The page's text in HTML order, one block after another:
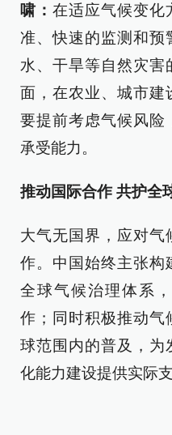
啸： 在适应气候变化
准、快速的监测和预
水、干旱等自然灾害
面，在农业、城市建
要提前考虑气候风险
承受能力。
推动国际合作 共护全
大气无国界，应对气
作。中国始终主张构
全球气候治理体系
作；同时积极推动气
球范围内的普及，为
化能力建设提供实际支